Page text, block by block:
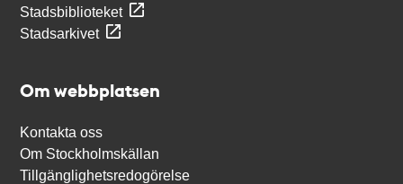
Stadsbiblioteket
Stadsarkivet
Om webbplatsen
Kontakta oss
Om Stockholmskällan
Tillgänglighetsredogörelse